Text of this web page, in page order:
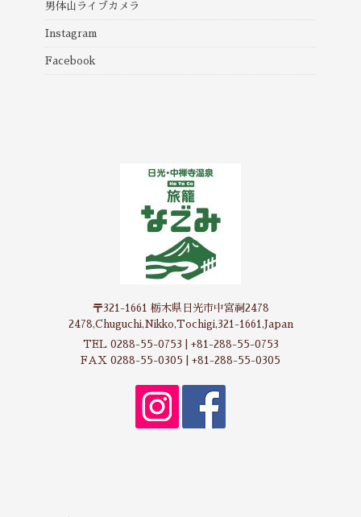
男体山ライブカメラ
Instagram
Facebook
〒321-1661 栃木県日光市中宮祠2478
2478,Chuguchi,Nikko,Tochigi,321-1661,Japan
TEL 0288-55-0753 | +81-288-55-0753
FAX 0288-55-0305 | +81-288-55-0305